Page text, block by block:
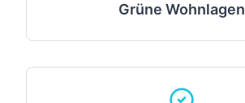
Grüne Wohnlagen